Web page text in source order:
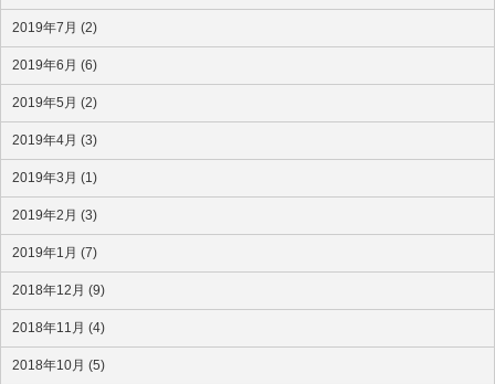
2019年7月 (2)
2019年6月 (6)
2019年5月 (2)
2019年4月 (3)
2019年3月 (1)
2019年2月 (3)
2019年1月 (7)
2018年12月 (9)
2018年11月 (4)
2018年10月 (5)